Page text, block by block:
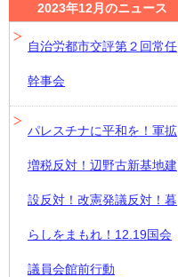
2023年12月のニュース
自治労都市交評第２回常任
幹事会
パレスチナに平和を！軍拡
増税反対！辺野古新基地建
設反対！改憲発議反対！暮
らしをまもれ！12.19国会
議員会館前行動